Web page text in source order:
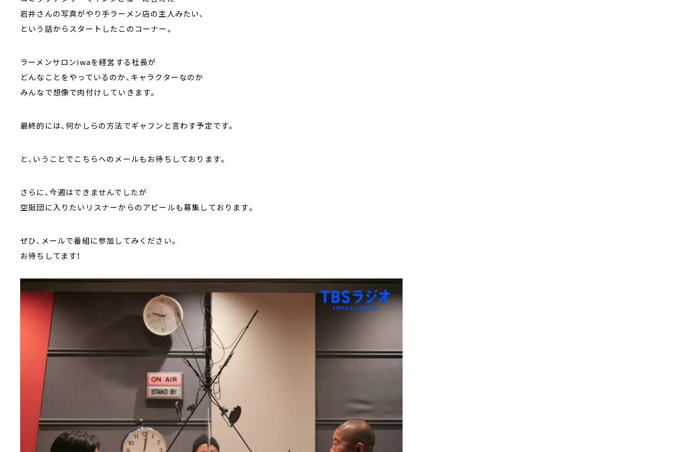
岩井さんの写真がやり手ラーメン店の主人みたい、
という話からスタートしたこのコーナー。
ラーメンサロンiwaを経営する社長が
どんなことをやっているのか、キャラクターなのか
みんなで想像で肉付けしていきます。
最終的には、何かしらの方法でギャフンと言わす予定です。
と、いうことでこちらへのメールもお待ちしております。
さらに、今週はできませんでしたが
空挺団に入りたいリスナーからのアピールも募集しております。
ぜひ、メールで番組に参加してみください。
お待ちしてます！